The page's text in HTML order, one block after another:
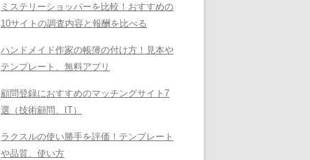
ミステリーショッパーを比較！おすすめの
10サイトの調査内容と報酬を比べる
ハンドメイド作家の帳簿の付け方！見本や
テンプレート、無料アプリ
顧問登録におすすめのマッチングサイト7
選（技術顧問、IT）
ラクスルの使い勝手を評価！テンプレート
や品質、使い方